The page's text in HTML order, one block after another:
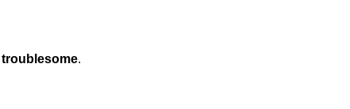
troublesome.